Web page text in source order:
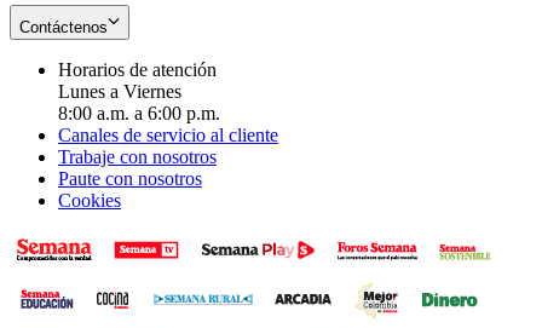
Contáctenos
Horarios de atención
Lunes a Viernes
8:00 a.m. a 6:00 p.m.
Canales de servicio al cliente
Trabaje con nosotros
Paute con nosotros
Cookies